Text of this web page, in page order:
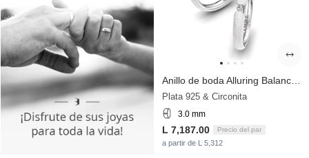
Plata 925 & Circonita
3.0 mm
L 7,187.00 Precio del par
a partir de L 5,312